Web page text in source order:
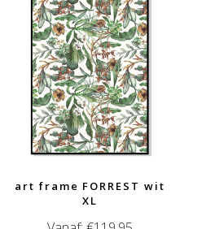
art frame FORREST wit
XL